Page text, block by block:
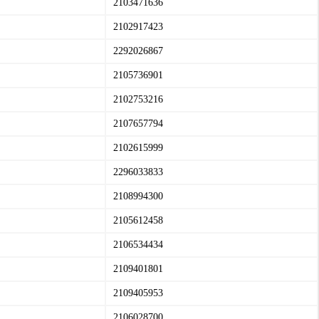
2103471636
2102917423
2292026867
2105736901
2102753216
2107657794
2102615999
2296033833
2108994300
2105612458
2106534434
2109401801
2109405953